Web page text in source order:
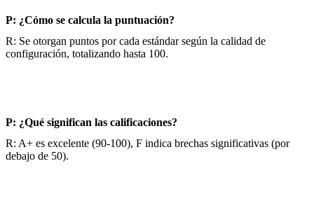
P: ¿Cómo se calcula la puntuación?
R: Se otorgan puntos por cada estándar según la calidad de
configuración, totalizando hasta 100.
P: ¿Qué significan las calificaciones?
R: A+ es excelente (90-100), F indica brechas significativas (por
debajo de 50).